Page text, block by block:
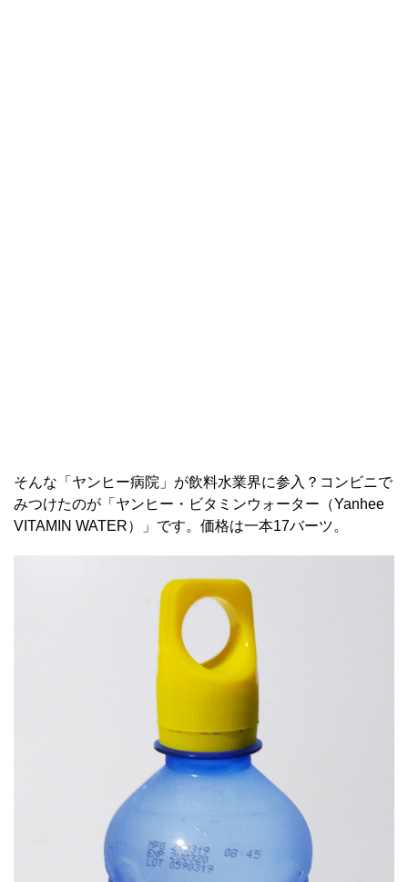
そんな「ヤンヒー病院」が飲料水業界に参入？コンビニで
みつけたのが「ヤンヒー・ビタミンウォーター（Yanhee
VITAMIN WATER）」です。価格は一本17バーツ。